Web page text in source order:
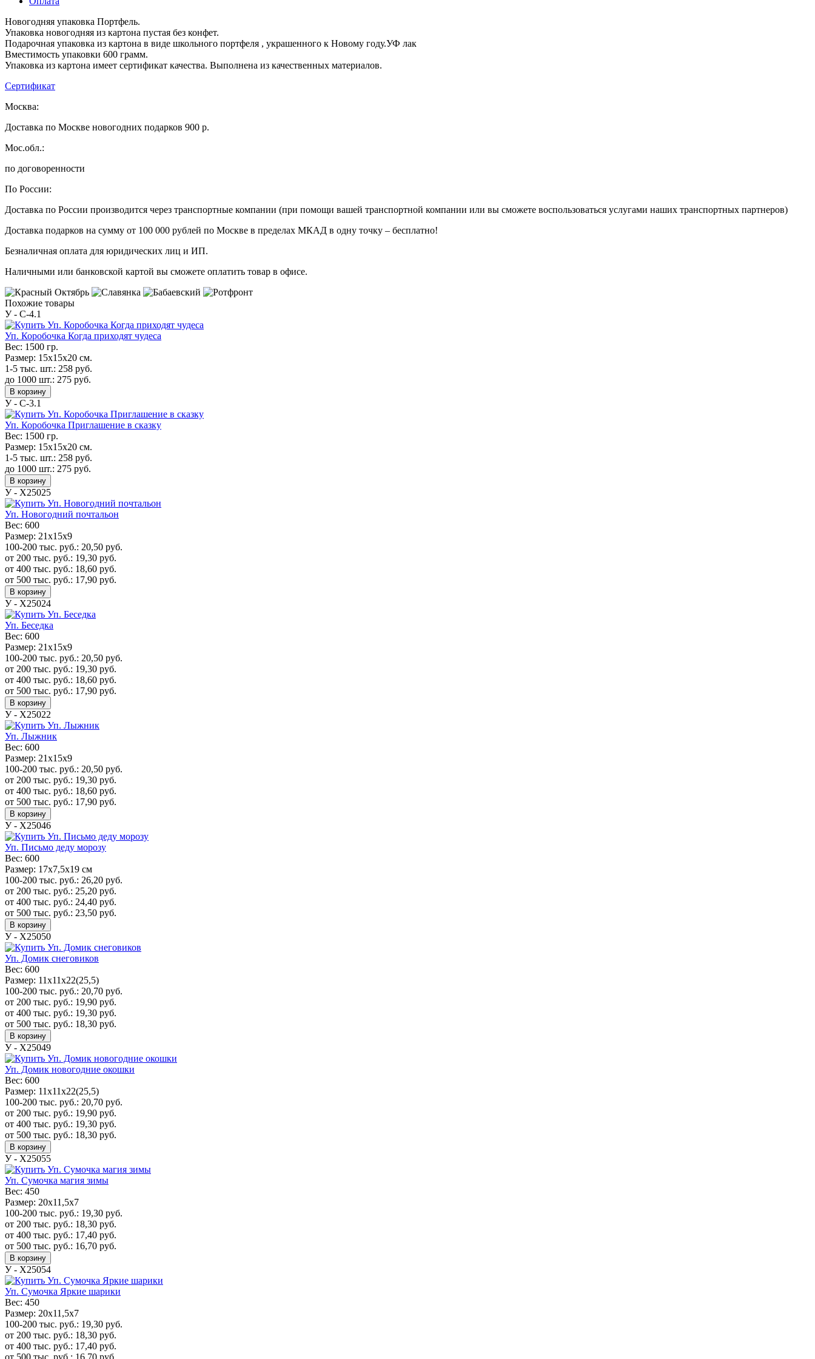
Новогодняя упаковка Портфель.
Упаковка новогодняя из картона пустая без конфет.
Подарочная упаковка из картона в виде школьного портфеля , украшенного к Новому году.УФ лак
Вместимость упаковки 600 грамм.
Упаковка из картона имеет сертификат качества. Выполнена из качественных материалов.
Сертификат
Москва:
Доставка по Москве новогодних подарков 900 р.
Мос.обл.:
по договоренности
По России:
Доставка по России производится через транспортные компании (при помощи вашей транспортной компании или вы сможете воспользоваться услугами наших транспортных партнеров)
Доставка подарков на сумму от 100 000 рублей по Москве в пределах МКАД в одну точку – бесплатно!
Безналичная оплата для юридических лиц и ИП.
Наличными или банковской картой вы сможете оплатить товар в офисе.
Похожие товары
У - C-4.1
Уп. Коробочка Когда приходят чудеса
Вес: 1500 гр.
Размер: 15х15х20 см.
1-5 тыс. шт.: 258 руб.
до 1000 шт.: 275 руб.
В корзину
У - C-3.1
Уп. Коробочка Приглашение в сказку
Вес: 1500 гр.
Размер: 15х15х20 см.
1-5 тыс. шт.: 258 руб.
до 1000 шт.: 275 руб.
В корзину
У - Х25025
Уп. Новогодний почтальон
Вес: 600
Размер: 21х15х9
100-200 тыс. руб.: 20,50 руб.
от 200 тыс. руб.: 19,30 руб.
от 400 тыс. руб.: 18,60 руб.
от 500 тыс. руб.: 17,90 руб.
В корзину
У - Х25024
Уп. Беседка
Вес: 600
Размер: 21х15х9
100-200 тыс. руб.: 20,50 руб.
от 200 тыс. руб.: 19,30 руб.
от 400 тыс. руб.: 18,60 руб.
от 500 тыс. руб.: 17,90 руб.
В корзину
У - Х25022
Уп. Лыжник
Вес: 600
Размер: 21х15х9
100-200 тыс. руб.: 20,50 руб.
от 200 тыс. руб.: 19,30 руб.
от 400 тыс. руб.: 18,60 руб.
от 500 тыс. руб.: 17,90 руб.
В корзину
У - Х25046
Уп. Письмо деду морозу
Вес: 600
Размер: 17x7,5x19 см
100-200 тыс. руб.: 26,20 руб.
от 200 тыс. руб.: 25,20 руб.
от 400 тыс. руб.: 24,40 руб.
от 500 тыс. руб.: 23,50 руб.
В корзину
У - Х25050
Уп. Домик снеговиков
Вес: 600
Размер: 11х11х22(25,5)
100-200 тыс. руб.: 20,70 руб.
от 200 тыс. руб.: 19,90 руб.
от 400 тыс. руб.: 19,30 руб.
от 500 тыс. руб.: 18,30 руб.
В корзину
У - Х25049
Уп. Домик новогодние окошки
Вес: 600
Размер: 11х11х22(25,5)
100-200 тыс. руб.: 20,70 руб.
от 200 тыс. руб.: 19,90 руб.
от 400 тыс. руб.: 19,30 руб.
от 500 тыс. руб.: 18,30 руб.
В корзину
У - Х25055
Уп. Сумочка магия зимы
Вес: 450
Размер: 20x11,5x7
100-200 тыс. руб.: 19,30 руб.
от 200 тыс. руб.: 18,30 руб.
от 400 тыс. руб.: 17,40 руб.
от 500 тыс. руб.: 16,70 руб.
В корзину
У - Х25054
Уп. Сумочка Яркие шарики
Вес: 450
Размер: 20x11,5x7
100-200 тыс. руб.: 19,30 руб.
от 200 тыс. руб.: 18,30 руб.
от 400 тыс. руб.: 17,40 руб.
от 500 тыс. руб.: 16,70 руб.